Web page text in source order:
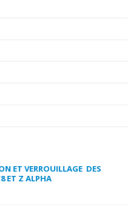
ET VERROUILLAGE DES
ET Z ALPHA